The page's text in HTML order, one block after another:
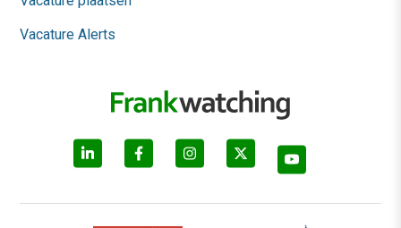
Vacature Alerts